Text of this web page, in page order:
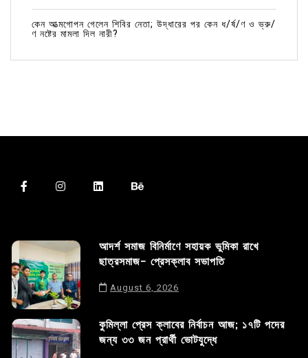
কেন আত্মগোপন গেলেন শিবির নেতা; উদ্ধারের পর কেন ধ/র্ষ/ণ ও ভ্রু/
ণ নষ্টের মামলা দিল নারী?
আদর্শ সমাজ বিনির্মাণে সহায়ক ভুমিকা রাখে
ছাত্রসমাজ- প্রেসক্লাব সভাপতি
August 6, 2026
কুমিল্লা প্রেস ক্লাবের নির্বাচন আজ; ১৭টি পদের
জন্য ৩৩ জন প্রার্থী ভোটযুদ্ধে